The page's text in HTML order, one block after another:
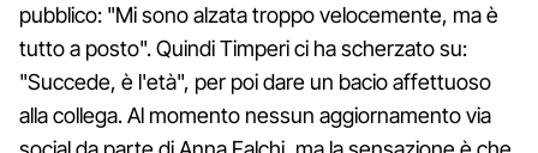
pubblico: "Mi sono alzata troppo velocemente, ma è
tutto a posto". Quindi Timperi ci ha scherzato su:
"Succede, è l'età", per poi dare un bacio affettuoso
alla collega. Al momento nessun aggiornamento via